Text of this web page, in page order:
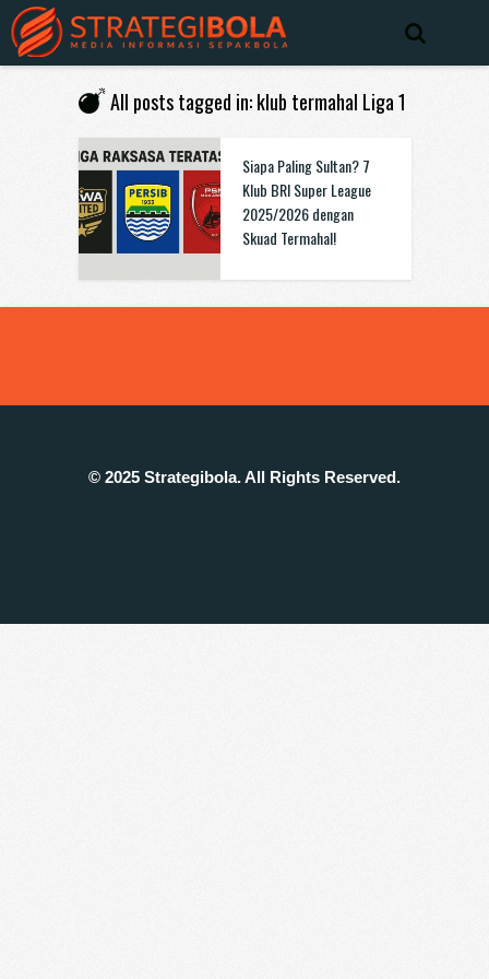
All posts tagged in: klub termahal Liga 1
Siapa Paling Sultan? 7
Klub BRI Super League
2025/2026 dengan
Skuad Termahal!
© 2025 Strategibola. All Rights Reserved.